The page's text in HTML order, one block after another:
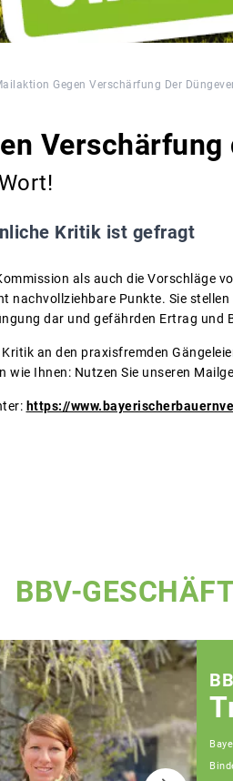
Gegen Verschärfung Der
Verschärfung
Kritik ist gefragt
als auch die
nachvollziehbare Punkte. Sie
dar und gefährden Ertrag und
an den praxisfremden
wie Ihnen: Nutzen Sie unseren
https://
BBV-